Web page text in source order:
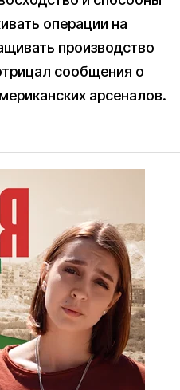
операции на
производство
сообщения о
арсеналов.